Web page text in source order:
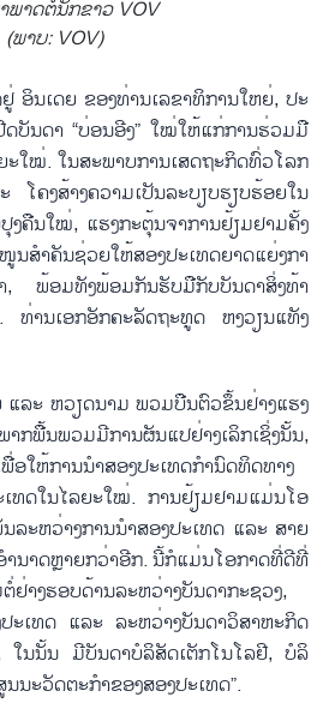
ພາດ​ຕໍ່​ນັກ​ຂ່າວ VOV
(ພາບ: VOV)
ອິນ​ເດຍ ຂອງ​ທ່ານ​ເລ​ຂາ​ທິ​ການ​ໃຫຍ່, ປະ​
ບ​ັນ​ດາ “ບ່ອນ​ອີງ” ໃໝ່​ໃຫ້​ແກ່​ການ​ຮ່ວມ​ມື​
ະ​ໃໝ່. ໃນ​ສະ​ພາບ​ການ​ເສດ​ຖະ​ກິດ​ທົ່ວ​ໂລກ​
ຄງ​ສ້າງຄວາມ​ເປັນ​ລະ​ບຽບ​ຮຽບ​ຮ້ອຍ​ໃນ​
ຄືນ​ໃໝ່, ແຮງ​ກະ​ຕຸ້ນ​ຈາ​ການ​ຢ້ຽມ​ຢາມ​ຄັ້ງ​
ສຳ​ຄັນ​ຊ່ວຍ​ໃຫ້​ສອງ​ປະ​ເທດ​ຍາດ​ແຍ່ງ​ກາ​
າ, ພ້ອມ​ທັງ​ພ້ອມ​ກັນ​ຮັບ​ມື​ກັບ​ບັນ​ດາ​ສິ່ງ​ທ້າ​
ທ່ານ​ເອກ​ອັກ​ຄະ​ລັດ​ຖະ​ທູດ ຫງວຽນ​ແທັງ​
ແລະ ຫວຽດ​ນາມ ພວມ​ບືນ​ຕົວ​ຂຶ້ນ​ຢ່າງ​ແຮງ
ພື້ນ​ພວມ​ມີ​ການ​ຜັນ​ແປ​ຢ່າງ​ເລິກ​ເຊິ່ງນັ້ນ,
ອ​ໃຫ້​ການ​ນຳ​ສອງ​ປະ​ເທດ​ກຳ​ນົດ​ທິດ​ທາງ​
ທດ​ໃນ​ໄລ​ຍະ​ໃໝ່. ການ​ຢ້ຽມ​ຢາມ​ແມ່ນ​ໂອ​
ະ​ຫວ່າງ​ການ​ນຳ​ສອງ​ປະ​ເທດ ແລະ ສາຍ​
ນາດຫຼາຍກວ່າ​ອີກ. ນີ້​ກໍ​ແມ່ນ​ໂອ​ກາດ​ທີ່​ດີ​ທີ່​
ຢ່າງ​ຮອບ​ດ້ານ​ລະ​ຫວ່າງ​ບັນ​ດາ​ກະ​ຊວງ,
ະ​ເທດ ແລະ​ ​ລະຫວ່າງ​ບັນ​ດາ​ວິ​ສ​າ​ຫະ​ກິດ​
, ໃນ​ນັ້ນ ມີ​ບັນ​ດາ​ບໍ​ລິ​ສັດ​ເຕັກ​ໂນ​ໂລ​ຢີ, ບໍ​ລິ​
ນະ​ວັດ​ຕະ​ກຳ​ຂອງ​ສອງ​ປະ​ເທດ”.